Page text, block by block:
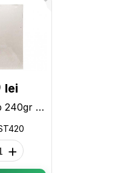
lei
Carton alb 240gr Standard (20 coli) ST420
+